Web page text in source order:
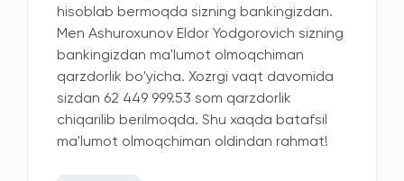
hisoblab bermoqda sizning bankingizdan.
Men Ashuroxunov Eldor Yodgorovich sizning
bankingizdan ma'lumot olmoqchiman
qarzdorlik bo'yicha. Xozrgi vaqt davomida
sizdan 62 449 999.53 som qarzdorlik
chiqarilib berilmoqda. Shu xaqda batafsil
ma'lumot olmoqchiman oldindan rahmat!